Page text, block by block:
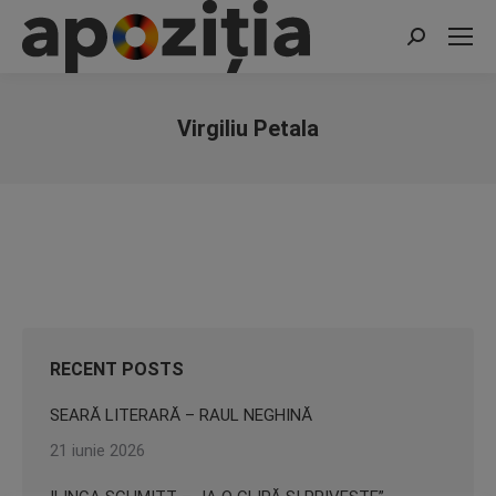
Search:
Virgiliu Petala
RECENT POSTS
SEARĂ LITERARĂ – RAUL NEGHINĂ
21 iunie 2026